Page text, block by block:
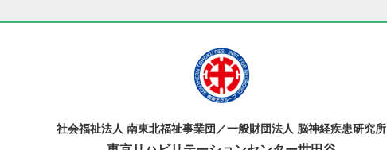
社会福祉法人 南東北福祉事業団／一般財団法人 脳神経疾患研究所